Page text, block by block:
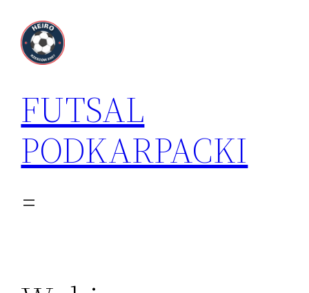
treści
FUTSAL
PODKARPACKI